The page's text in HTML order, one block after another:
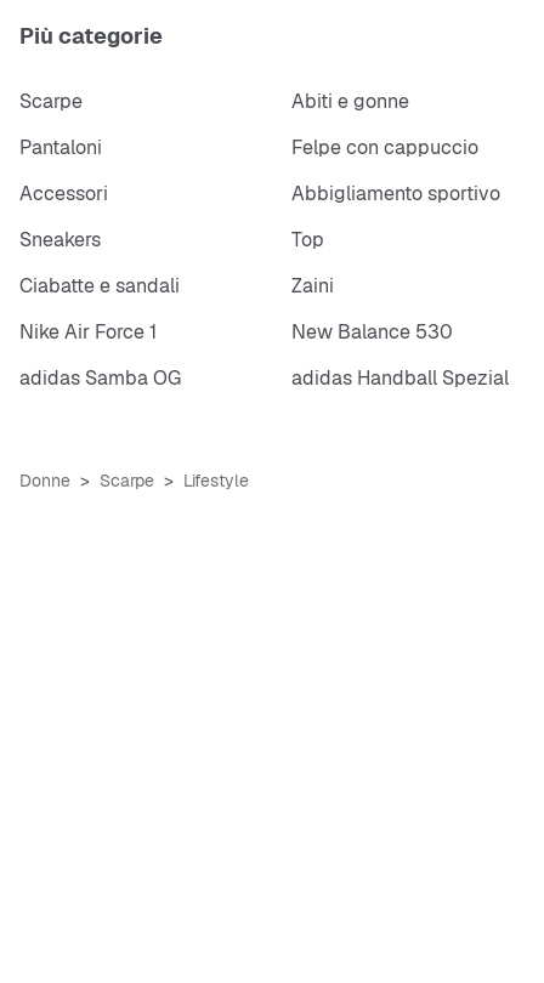
Più categorie
Scarpe
Abiti e gonne
Pantaloni
Felpe con cappuccio
Accessori
Abbigliamento sportivo
Sneakers
Top
Ciabatte e sandali
Zaini
Nike Air Force 1
New Balance 530
adidas Samba OG
adidas Handball Spezial
Donne Scarpe Lifestyle